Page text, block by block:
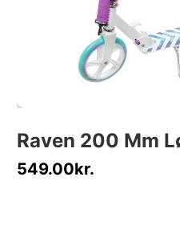
Raven 200 Mm
549.00kr.